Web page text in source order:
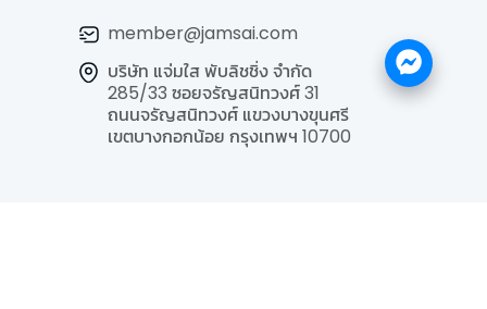
member@jamsai.com
บริษัท แจ่มใส พับลิชชิ่ง จำกัด
285/33 ซอยจรัญสนิทวงศ์ 31
ถนนจรัญสนิทวงศ์ แขวงบางขุนศรี
เขตบางกอกน้อย กรุงเทพฯ 10700